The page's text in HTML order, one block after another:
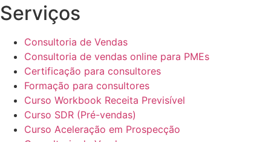
Serviços
Consultoria de Vendas
Consultoria de vendas online para PMEs
Certificação para consultores
Formação para consultores
Curso Workbook Receita Previsível
Curso SDR (Pré-vendas)
Curso Aceleração em Prospecção